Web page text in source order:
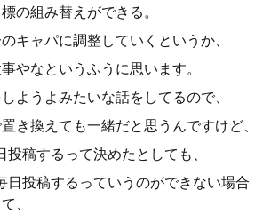
の組み替えができる。
キャパに調整していくというか、
やなというふうに思います。
ようよみたいな話をしてるので、
き換えても一緒だと思うんですけど、
投稿するって決めたとしても、
日投稿するっていうのができない場合
、